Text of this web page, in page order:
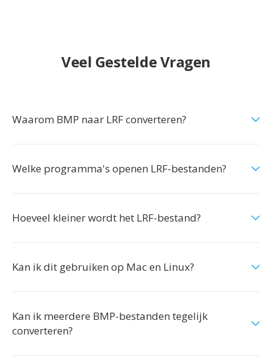
Veel Gestelde Vragen
Waarom BMP naar LRF converteren?
Welke programma's openen LRF-bestanden?
Hoeveel kleiner wordt het LRF-bestand?
Kan ik dit gebruiken op Mac en Linux?
Kan ik meerdere BMP-bestanden tegelijk
converteren?